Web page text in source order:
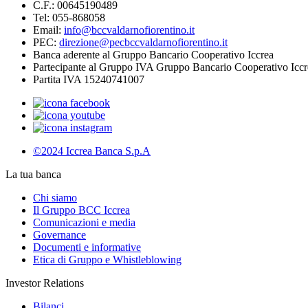
C.F.: 00645190489
Tel: 055-868058
Email: info@bccvaldarnofiorentino.it
PEC: direzione@pecbccvaldarnofiorentino.it
Banca aderente al Gruppo Bancario Cooperativo Iccrea
Partecipante al Gruppo IVA Gruppo Bancario Cooperativo
Partita IVA 15240741007
©2024 Iccrea Banca S.p.A
La tua banca
Chi siamo
Il Gruppo BCC Iccrea
Comunicazioni e media
Governance
Documenti e informative
Etica di Gruppo e Whistleblowing
Investor Relations